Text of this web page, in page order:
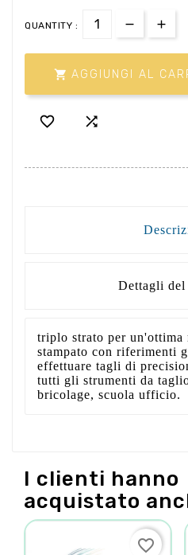
QUANTITY :
 AGGIUNGI AL
 
Dettagli del
triplo strato per un'ottima
stampato con riferimenti
effettuare tagli di
tutti gli strumenti da
bricolage, scuola ufficio.
I clienti hanno
acquistato
favorite_border